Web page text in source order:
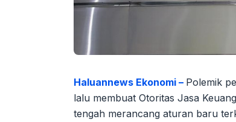
Haluannews Ekonomi – Polemik
lalu membuat Otoritas Jasa
tengah merancang aturan baru